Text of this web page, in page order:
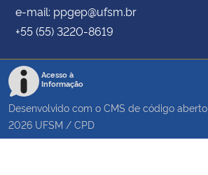
e-mail: ppgep@ufsm.br
+55 (55) 3220-8619
Acesso à
Informação
Desenvolvido com o CMS de código aberto
2026 UFSM / CPD